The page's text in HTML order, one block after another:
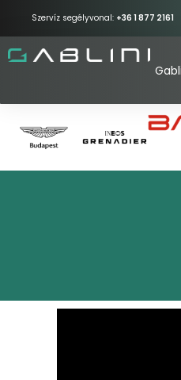
Szervíz segélyvonal: +36 1 877 2161